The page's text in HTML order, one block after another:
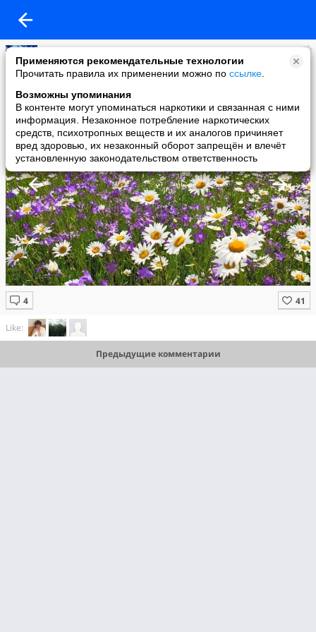
Применяются рекомендательные технологии
Прочитать правила их применении можно по ссылке
Возможны упоминания
В контенте могут упоминаться наркотики и связанная с ними
информация. Незаконное потребление наркотических
средств, психотропных веществ и их аналогов причиняет
вред здоровью, их незаконный оборот запрещён и влечёт
установленную законодательством ответственность
Надин
added a photo
23 Mar в 13:22
Like:
Предыдущие комментарии